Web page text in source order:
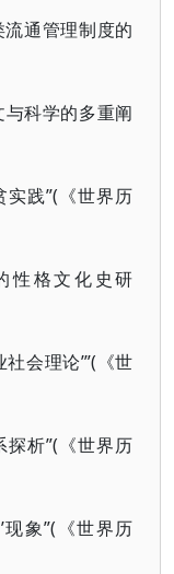
通管理制度的
与科学的多重阐
践”(《世界历
性格文化史研
会理论’”(《世
探析”(《世界历
现象”(《世界历